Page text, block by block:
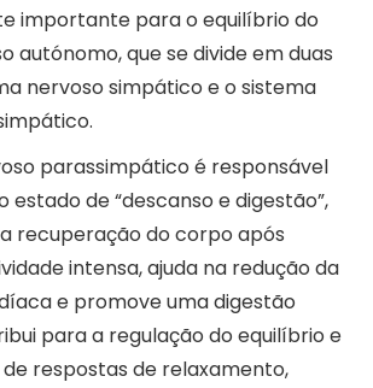
importante para o equilíbrio do
autónomo, que se divide em duas
nervoso simpático e o sistema
parassimpático é responsável
de “descanso e digestão”,
recuperação do corpo após
intensa, ajuda na redução da
e promove uma digestão
para a regulação do equilíbrio e
respostas de relaxamento,